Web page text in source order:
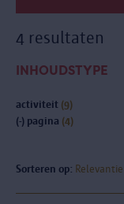
4 resultaten
INHOUDSTYPE
activiteit (9)
(-) pagina (4)
Sorteren op: Relevantie